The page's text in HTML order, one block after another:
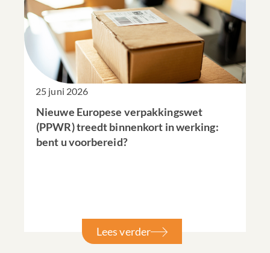
25 juni 2026
Nieuwe Europese verpakkingswet
(PPWR) treedt binnenkort in werking:
bent u voorbereid?
Lees verder